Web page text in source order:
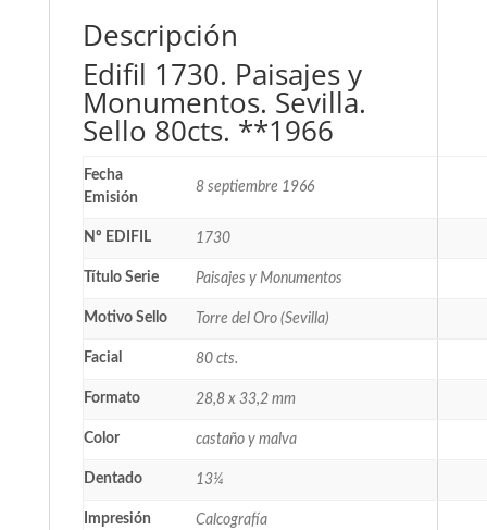
Descripción
Edifil 1730. Paisajes y
Monumentos. Sevilla.
Sello 80cts. **1966
Fecha
Emisión
8 septiembre 1966
Nº EDIFIL 1730
Título Serie Paisajes y Monumentos
Motivo Sello Torre del Oro (Sevilla)
Facial 80 cts.
Formato 28,8 x 33,2 mm
Color castaño y malva
Dentado 13¼
Impresión Calcografía